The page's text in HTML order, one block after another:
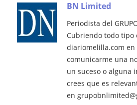
BN Limited
Periodista del
Cubriendo todo tipo
diariomelilla.com en
comunicarme una
un suceso o alguna
crees que es
en